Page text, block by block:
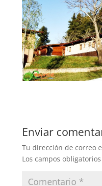
Enviar
Tu dirección de correo
Los campos